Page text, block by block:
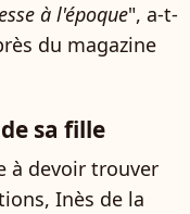
à l'époque", a-t-
du magazine
sa fille
à devoir trouver
Inès de la